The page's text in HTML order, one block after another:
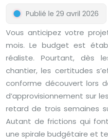
Publié le 29 avril 2026
Vous anticipez votre
mois. Le budget est
réaliste. Pourtant, dès
chantier, les certitudes
conforme découvert lors
d’approvisionnement sur
retard de trois semaines
Autant de frictions qui
une spirale budgétaire et